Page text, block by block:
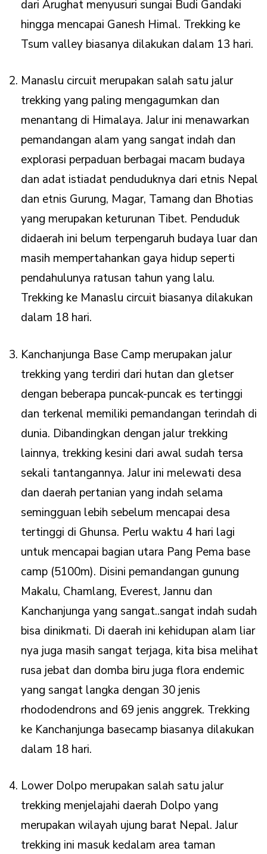
dari Arughat menyusuri sungai Budi Gandaki
hingga mencapai Ganesh Himal. Trekking ke
Tsum valley biasanya dilakukan dalam 13 hari.
Manaslu circuit merupakan salah satu jalur
trekking yang paling mengagumkan dan
menantang di Himalaya. Jalur ini menawarkan
pemandangan alam yang sangat indah dan
explorasi perpaduan berbagai macam budaya
dan adat istiadat penduduknya dari etnis Nepal
dan etnis Gurung, Magar, Tamang dan Bhotias
yang merupakan keturunan Tibet. Penduduk
didaerah ini belum terpengaruh budaya luar dan
masih mempertahankan gaya hidup seperti
pendahulunya ratusan tahun yang lalu.
Trekking ke Manaslu circuit biasanya dilakukan
dalam 18 hari.
Kanchanjunga Base Camp merupakan jalur
trekking yang terdiri dari hutan dan gletser
dengan beberapa puncak-puncak es tertinggi
dan terkenal memiliki pemandangan terindah di
dunia. Dibandingkan dengan jalur trekking
lainnya, trekking kesini dari awal sudah tersa
sekali tantangannya. Jalur ini melewati desa
dan daerah pertanian yang indah selama
semingguan lebih sebelum mencapai desa
tertinggi di Ghunsa. Perlu waktu 4 hari lagi
untuk mencapai bagian utara Pang Pema base
camp (5100m). Disini pemandangan gunung
Makalu, Chamlang, Everest, Jannu dan
Kanchanjunga yang sangat..sangat indah sudah
bisa dinikmati. Di daerah ini kehidupan alam liar
nya juga masih sangat terjaga, kita bisa melihat
rusa jebat dan domba biru juga flora endemic
yang sangat langka dengan 30 jenis
rhododendrons and 69 jenis anggrek. Trekking
ke Kanchanjunga basecamp biasanya dilakukan
dalam 18 hari.
Lower Dolpo merupakan salah satu jalur
trekking menjelajahi daerah Dolpo yang
merupakan wilayah ujung barat Nepal. Jalur
trekking ini masuk kedalam area taman